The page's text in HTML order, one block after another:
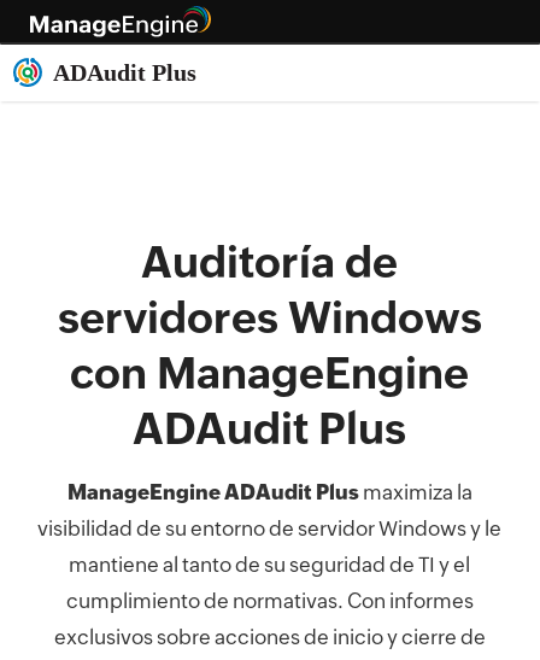
Auditoría de
servidores Windows
con ManageEngine
ADAudit Plus
ManageEngine ADAudit Plusmaximiza la
visibilidad de su entorno de servidor Windows y le
mantiene al tanto de su seguridad de TI y el
cumplimiento de normativas. Con informes
exclusivos sobre acciones de inicio y cierre de